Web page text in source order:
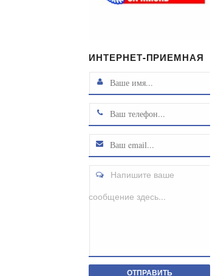
ИНТЕРНЕТ-ПРИЕМНАЯ
Напишите ваше
сообщение здесь...
ОТПРАВИТЬ